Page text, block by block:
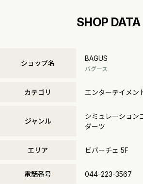
SHOP DATA
ショップ名
BAGUS
バグース
カテゴリ エンターテイメン
ジャンル
シミュレーショ
ダーツ
エリア ビバーチェ 5F
電話番号 044-223-3567